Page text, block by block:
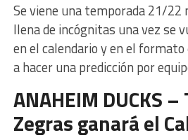
Se viene una temporada 21/22
llena de incógnitas una vez se
en el calendario y en el
a hacer una predicción por
ANAHEIM DUCKS
Zegras ganará el